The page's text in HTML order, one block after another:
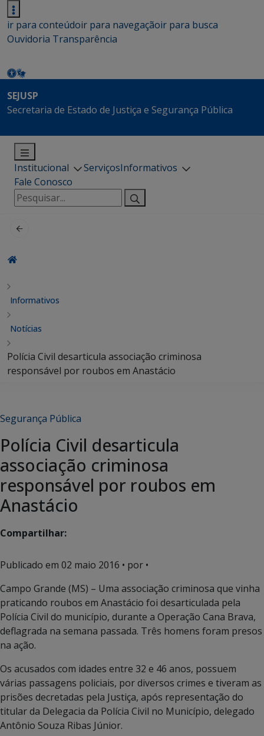
ir para conteúdoir para navegaçãoir para busca
Ouvidoria Transparência
SEJUSP
Secretaria de Estado de Justiça e Segurança Pública
Institucional ServiçosInformativos
Fale Conosco
Pesquisar
por:
Informativos
Notícias
Polícia Civil desarticula associação criminosa
responsável por roubos em Anastácio
Segurança Pública
Polícia Civil desarticula
associação criminosa
responsável por roubos em
Anastácio
Compartilhar:
Publicado em 02 maio 2016 • por •
Campo Grande (MS) – Uma associação criminosa que vinha
praticando roubos em Anastácio foi desarticulada pela
Polícia Civil do município, durante a Operação Cana Brava,
deflagrada na semana passada. Três homens foram presos
na ação.
Os acusados com idades entre 32 e 46 anos, possuem
várias passagens policiais, por diversos crimes e tiveram as
prisões decretadas pela Justiça, após representação do
titular da Delegacia da Polícia Civil no Município, delegado
Antônio Souza Ribas Júnior.